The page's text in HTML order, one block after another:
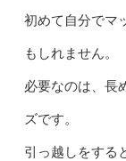
初めて自分でマ
もしれません。
必要なのは、長
ズです。
引っ越しをする